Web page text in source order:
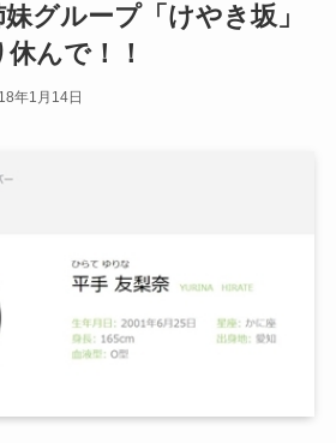
グループ「けやき坂」
んで！！
年1月14日